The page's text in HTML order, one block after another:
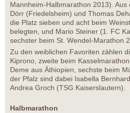
Mannheim-Halbmarathon 2013). Aus
Dörr (Friedelsheim) und Thomas
die Platz sieben und acht beim
belegten, und Mario Steiner (1. FC
sechster beim St. Wendel-Marathon
Zu den weiblichen Favoriten zählen
Kiprono, zweite beim
Deme aus Äthiopien, sechste beim
der Pfalz sind dabei Isabella
Andrea Groch (TSG Kaiserslautern).
Halbmarathon